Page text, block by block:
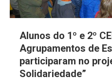
Alunos do 1º e 2º
Agrupamentos de
participaram no
Solidariedade”